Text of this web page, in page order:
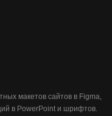
макетов сайтов в Figma,
в PowerPoint и шрифтов.